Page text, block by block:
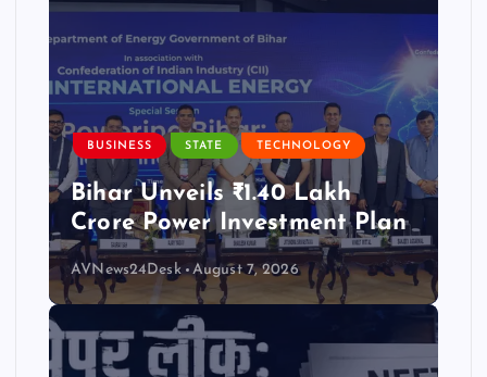
BUSINESS STATE TECHNOLOGY
Bihar Unveils ₹1.40 Lakh
Crore Power Investment Plan
AVNews24Desk August 7, 2026